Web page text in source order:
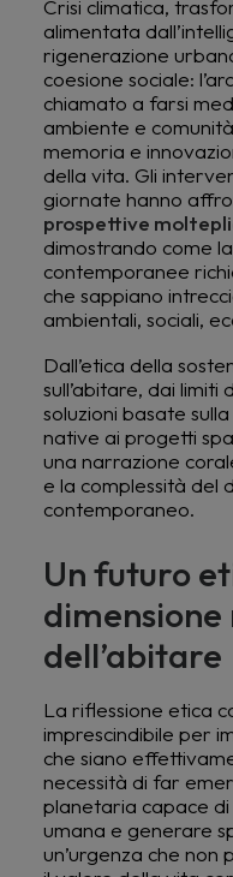
Crisi climatica,
alimentata
rigenerazione
coesione sociale:
chiamato a farsi
ambiente e
memoria e
della vita. Gli
giornate hanno
prospettive
dimostrando come
contemporanee
che sappiano
ambientali, sociali,
Dall’etica della
sull’abitare, dai
soluzioni basate
native ai progetti
una narrazione
e la complessità del
contemporaneo.
Un futuro
dell’abitare
La riflessione etica
imprescindibile per
che siano
necessità di far
planetaria capace
umana e generare
un’urgenza che non